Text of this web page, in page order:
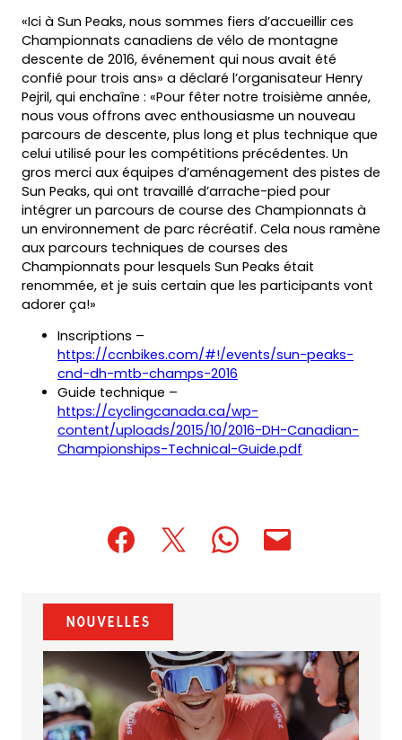
«Ici à Sun Peaks, nous sommes fiers d’accueillir ces
Championnats canadiens de vélo de montagne
descente de 2016, événement qui nous avait été
confié pour trois ans» a déclaré l’organisateur Henry
Pejril, qui enchaîne : «Pour fêter notre troisième année,
nous vous offrons avec enthousiasme un nouveau
parcours de descente, plus long et plus technique que
celui utilisé pour les compétitions précédentes. Un
gros merci aux équipes d’aménagement des pistes de
Sun Peaks, qui ont travaillé d’arrache-pied pour
intégrer un parcours de course des Championnats à
un environnement de parc récréatif. Cela nous ramène
aux parcours techniques de courses des
Championnats pour lesquels Sun Peaks était
renommée, et je suis certain que les participants vont
adorer ça!»
Inscriptions –
https://ccnbikes.com/#!/events/sun-peaks-
cnd-dh-mtb-champs-2016
Guide technique –
https://cyclingcanada.ca/wp-
content/uploads/2015/10/2016-DH-Canadian-
Championships-Technical-Guide.pdf
(opens
new
tab)
(opens
new
tab)
(opens(opens
(opens
Nouvelles